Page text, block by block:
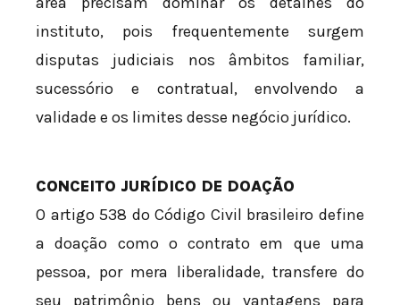
instituto, pois frequentemente surgem
disputas judiciais nos âmbitos familiar,
sucessório e contratual, envolvendo a
validade e os limites desse negócio jurídico.
CONCEITO JURÍDICO DE DOAÇÃO
O artigo 538 do Código Civil brasileiro define
a doação como o contrato em que uma
pessoa, por mera liberalidade, transfere do
seu patrimônio bens ou vantagens para